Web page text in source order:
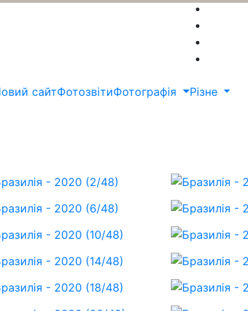
сайтФотозвітиФотографія
Різне